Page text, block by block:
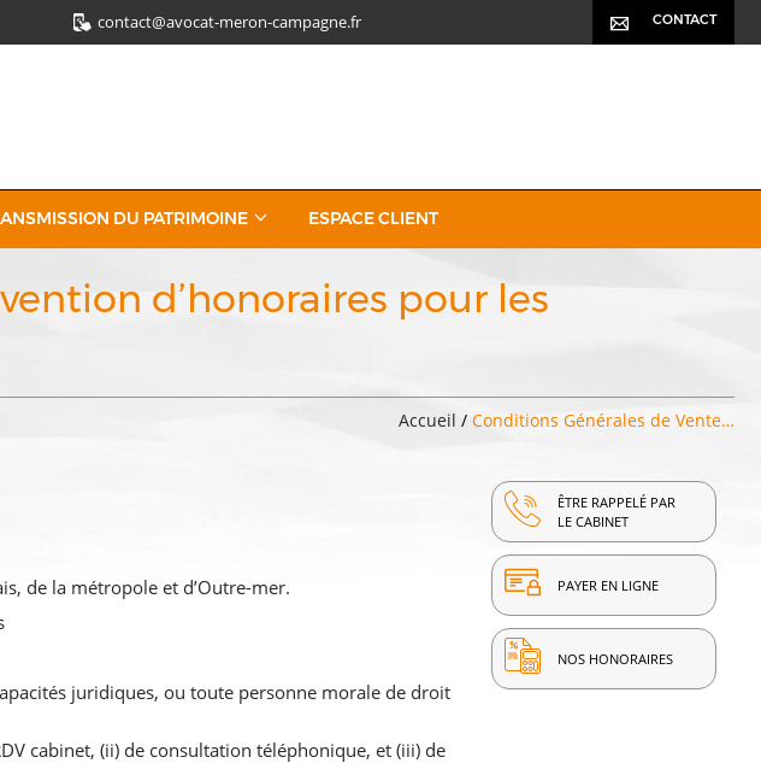
contact@avocat-meron-campagne.fr CONTACT
DU PATRIMOINE ESPACE CLIENT
d’honoraires pour les
Accueil / Conditions Générales de Vente…
de la métropole et d’Outre-mer.
juridiques, ou toute personne morale de droit
cabinet, (ii) de consultation téléphonique, et (iii) de
ÊTRE RAPPELÉ PAR
LE CABINET
PAYER EN LIGNE
NOS HONORAIRES